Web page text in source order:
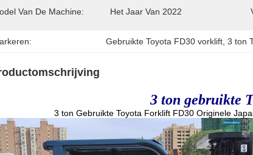
Van De Machine: Het Jaar Van 2022
Gebruikte Toyota FD30 vorklift , 3 ton
3 ton gebruikte
3 ton Gebruikte Toyota Forklift FD30 Originele